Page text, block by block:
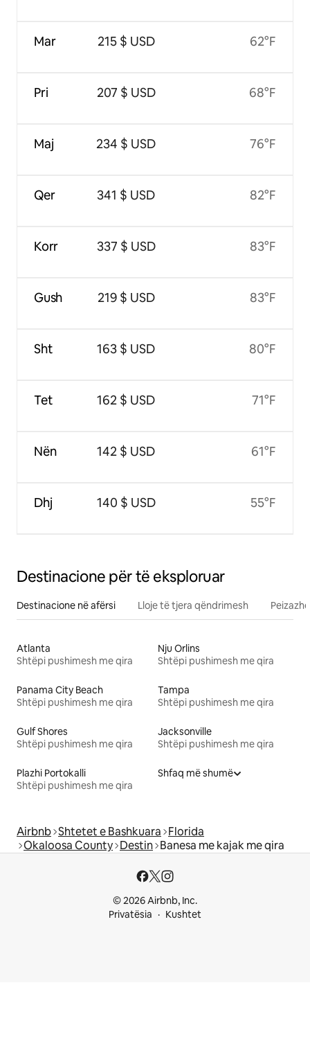
Mar
Pri
Maj
Qer
Korr
Gush
Sht
Tet
Nën
Dhj
215 $ USD
207 $ USD
234 $ USD
341 $ USD
337 $ USD
219 $ USD
163 $ USD
162 $ USD
142 $ USD
140 $ USD
62°F
68°F
76°F
82°F
83°F
83°F
80°F
71°F
61°F
55°F
Destinacione për të eksploruar
Destinacione në afërsi Lloje të tjera qëndrimesh
Atlanta
Shtëpi pushimesh me qira
Nju Orlins
Shtëpi pushimesh me qira
Panama City Beach
Shtëpi pushimesh me qira
Tampa
Shtëpi pushimesh me qira
Gulf Shores
Shtëpi pushimesh me qira
Jacksonville
Shtëpi pushimesh me qira
Plazhi Portokalli
Shtëpi pushimesh me qira
Shfaq më shumë
Airbnb Shtetet e Bashkuara Florida
Okaloosa County Destin Banesa me kajak me qira
© 2026 Airbnb, Inc.
Privatësia
Kushtet